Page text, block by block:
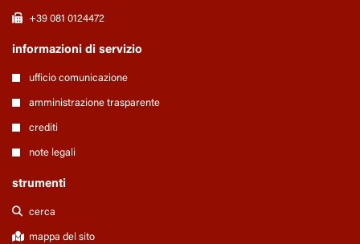
+39 081 0124472
informazioni di servizio
ufficio comunicazione
amministrazione trasparente
crediti
note legali
strumenti
cerca
mappa del sito